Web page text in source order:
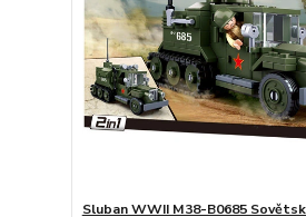
Sluban WWII M38-B0685